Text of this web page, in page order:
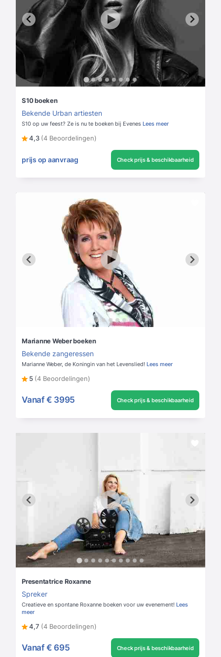
S10 boeken
Bekende Urban artiesten
S10 op uw feest? Ze is nu te boeken bij Evenes Lees meer
4,3 (4 Beoordelingen)
prijs op aanvraag Check prijs & beschikbaarheid
Marianne Weber boeken
Bekende zangeressen
Marianne Weber, de Koningin van het Levenslied! Lees meer
5 (4 Beoordelingen)
Vanaf € 3995 Check prijs & beschikbaarheid
Presentatrice Roxanne
Spreker
Creatieve en spontane Roxanne boeken voor uw evenement! Lees
meer
4,7 (4 Beoordelingen)
Vanaf € 695 Check prijs & beschikbaarheid